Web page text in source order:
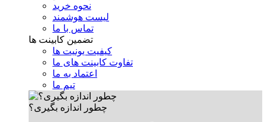
نحوه خرید
لیست هوشمند
تماس با ما
تضمین کابینت ها
کیفیت یونیت ها
تفاوت کابینت های ما
اعتماد به ما
تیم ما
چطور اندازه بگیری؟